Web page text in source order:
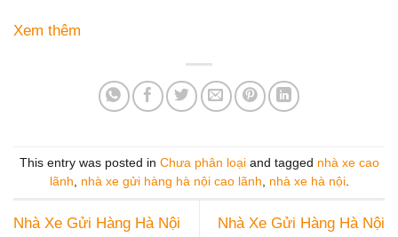
Xem thêm
This entry was posted in Chưa phân loạiand tagged nhà xe cao
lãnh
nhà xe gửi hàng hà nội cao lãnh nhà xe hà nội.
Nhà Xe Gửi Hàng Hà Nội
Nhà Xe Gửi Hàng Hà Nội